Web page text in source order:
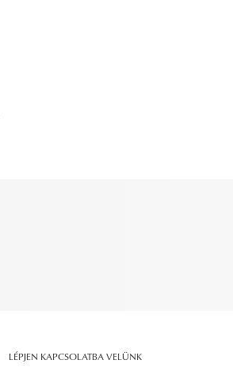
LÉPJEN KAPCSOLATBA VELÜNK